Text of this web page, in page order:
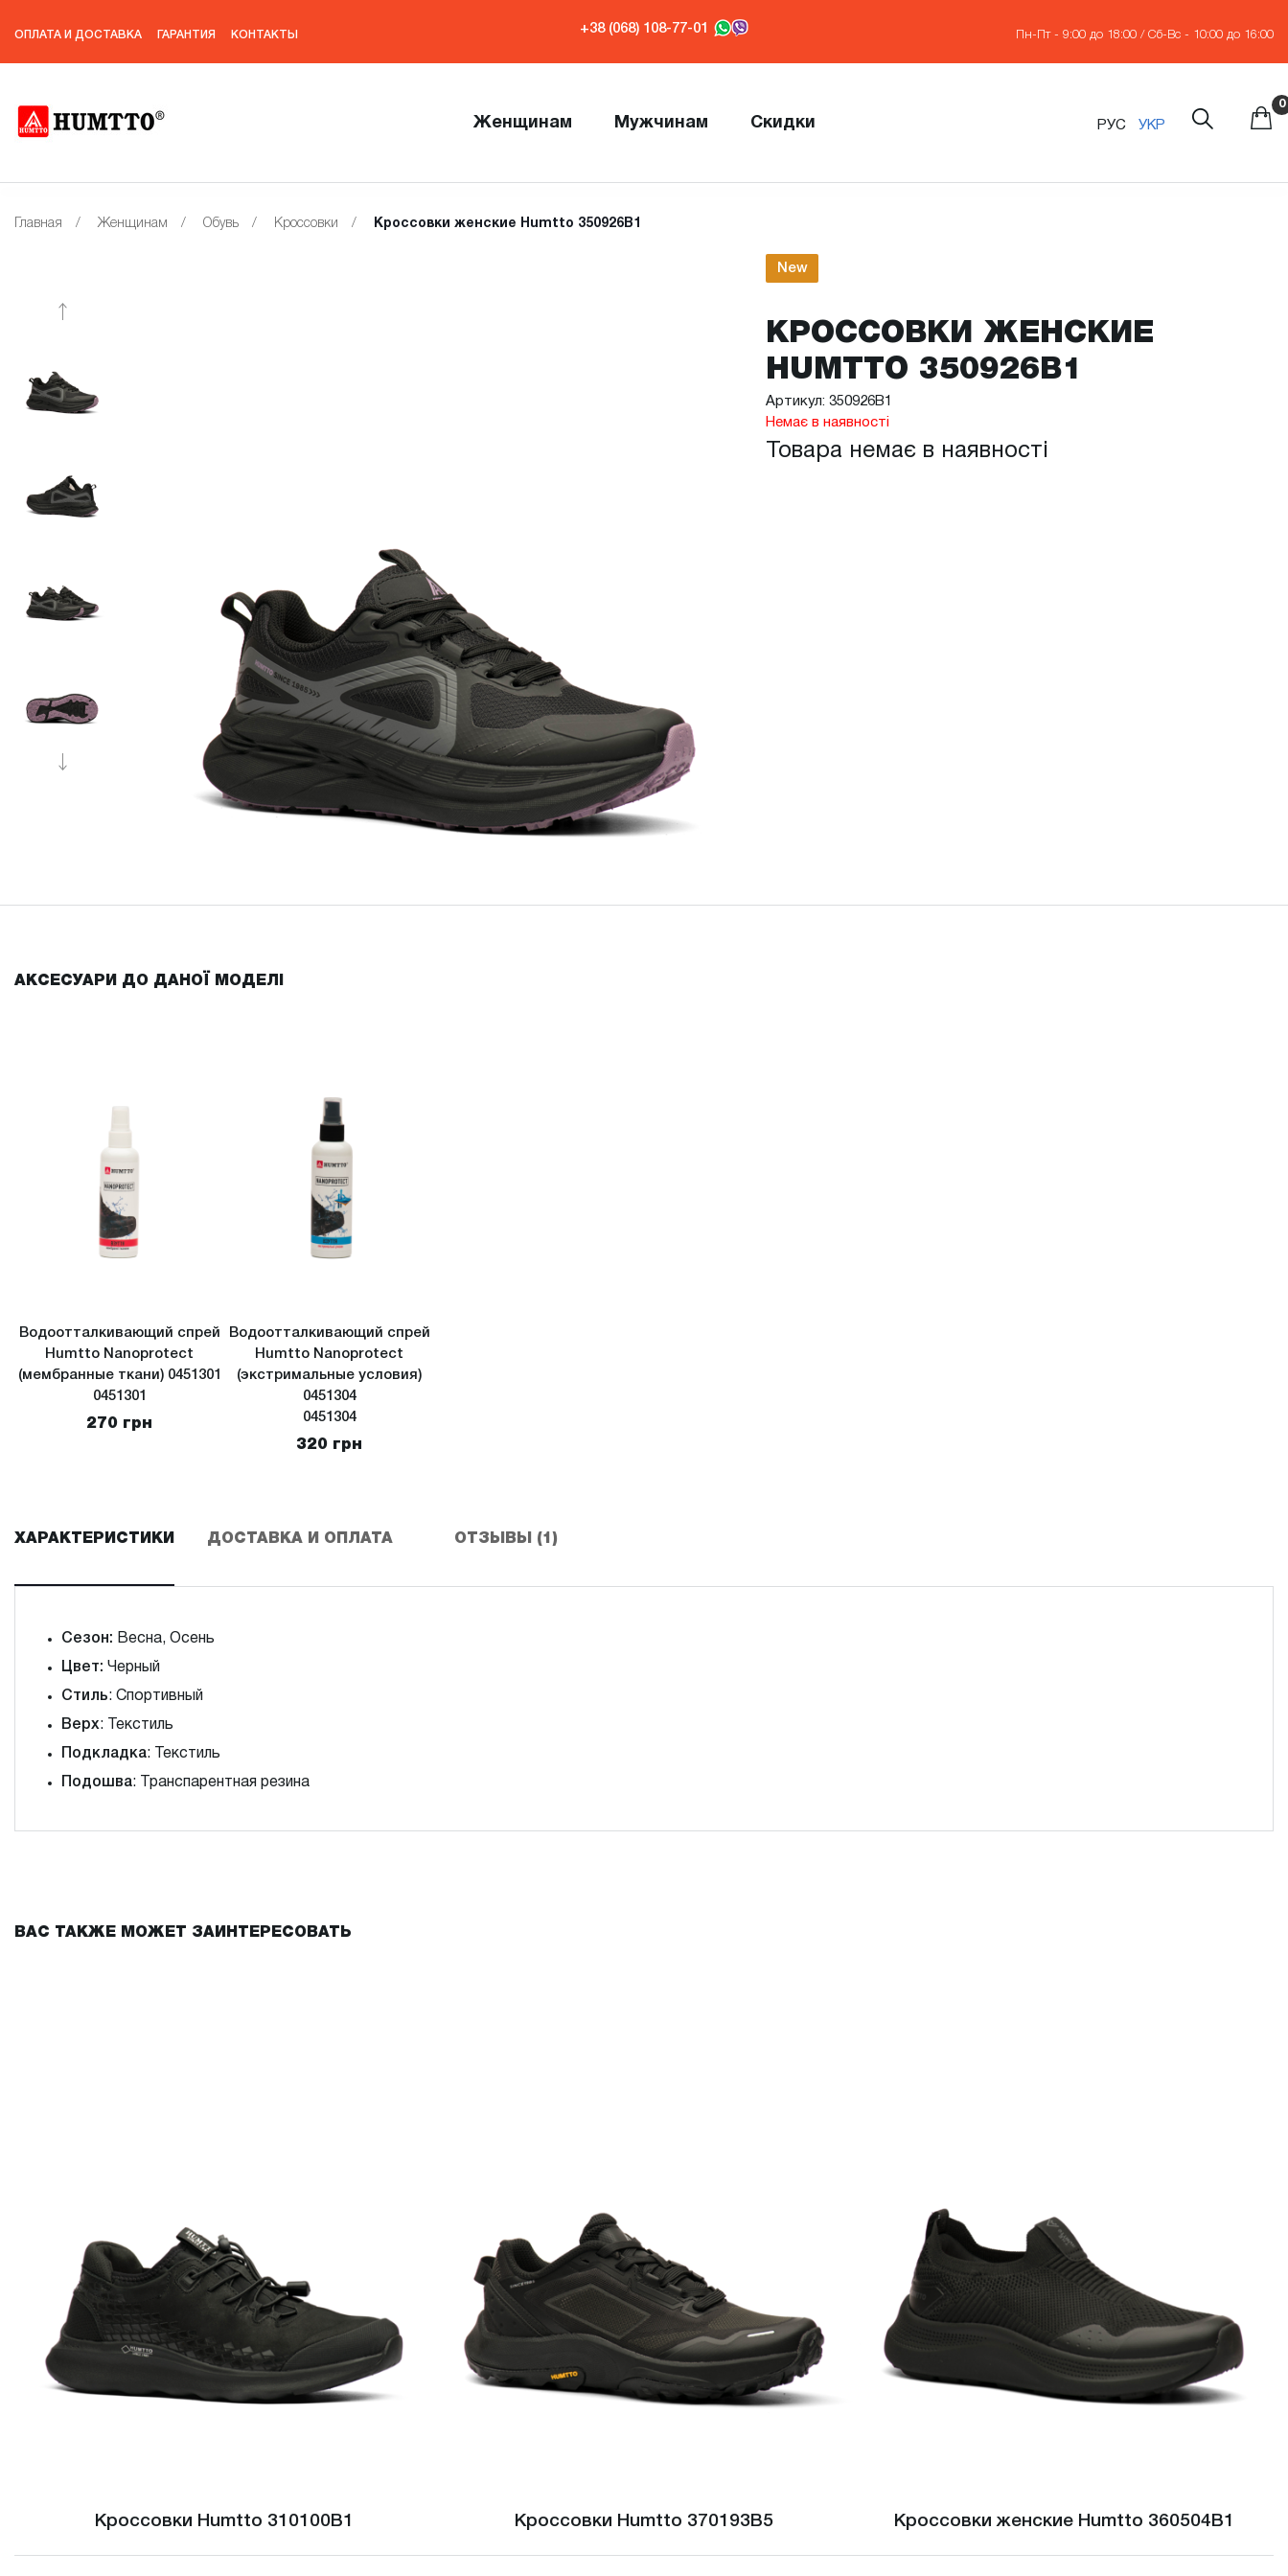
ОПЛАТА И ДОСТАВКА ГАРАНТИЯ КОНТАКТЫ +38 (068) 108-77-01 Пн-Пт - 9:00 до 18:00 / Сб-Вс - 10:00 до 16:00
Женщинам Мужчинам Скидки РУС УКР
0
Главная / Женщинам / Обувь / Кроссовки / Кроссовки женские Humtto 350926B1
New
КРОССОВКИ ЖЕНСКИЕ
HUMTTO 350926B1
Артикул: 350926B1
Немає в наявності
Товара немає в наявності
АКСЕСУАРИ ДО ДАНОЇ МОДЕЛІ
Водоотталкивающий спрей
Humtto Nanoprotect
(мембранные ткани) 0451301
0451301
270 грн
Водоотталкивающий спрей
Humtto Nanoprotect
(экстримальные условия)
0451304
0451304
320 грн
ХАРАКТЕРИСТИКИ ДОСТАВКА И ОПЛАТА ОТЗЫВЫ (1)
Сезон: Весна, Осень
Цвет: Черный
Стиль: Спортивный
Верх: Текстиль
Подкладка: Текстиль
Подошва: Транспарентная резина
ВАС ТАКЖЕ МОЖЕТ ЗАИНТЕРЕСОВАТЬ
Кроссовки Humtto 310100B1 Кроссовки Humtto 370193B5 Кроссовки женские Humtto 360504B1